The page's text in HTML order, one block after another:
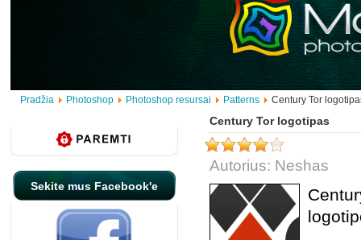
Pradžia Photoshop Photoshop resursai Patterns Century Tor
Sekite mus Facebook'e
Century Tor logotipas
Autorius: Neshas